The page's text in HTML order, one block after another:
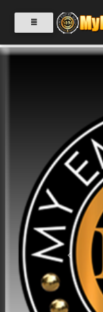
Previous
PRODUK(0)
BABIES(0)
KESIHATAN(80)
PERNIAGAAN
RUNCIT(1)